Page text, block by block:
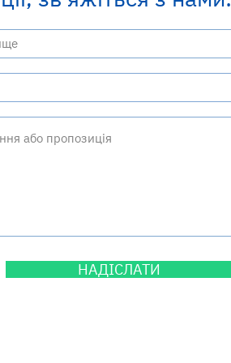
НАДІСЛАТИ